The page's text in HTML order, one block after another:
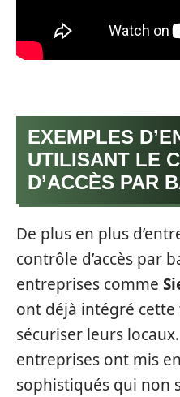
EXEMPLES
UTILISANT LE
D’ACCÈS PAR
De plus en plus
contrôle d’accès par
entreprises comme
ont déjà intégré
sécuriser leurs
entreprises ont mis
sophistiqués qui non